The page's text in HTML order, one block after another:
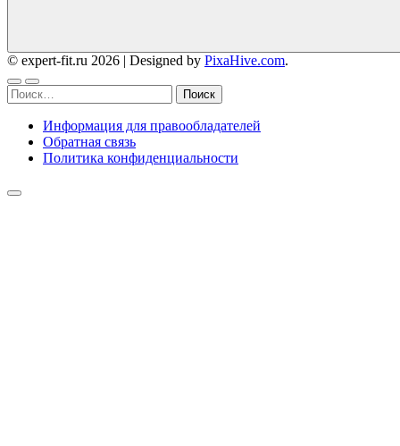
© expert-fit.ru 2026 | Designed by PixaHive.com.
Найти:
Информация для правообладателей
Обратная связь
Политика конфиденциальности